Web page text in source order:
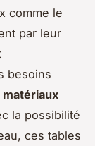
comme le
par leur
besoins
matériaux
la possibilité
ces tables